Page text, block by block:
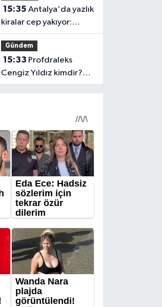
15:35
kiralar cep yakıyor:
Günlüğü 65 bin, aylığı
425 bin!
Gündem
15:33
Cengiz Yıldız kimdir?
kaç yaşında, ne iş